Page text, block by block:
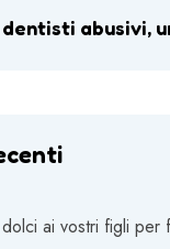
abusivi,
ai vostri figli per